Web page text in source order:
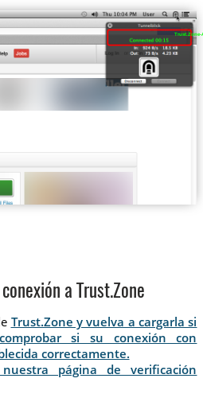
Trust.Zone-
a Trust.Zone
Trust.Zone y vuelva a cargarla si
si su conexión con
correctamente.
página de verificación